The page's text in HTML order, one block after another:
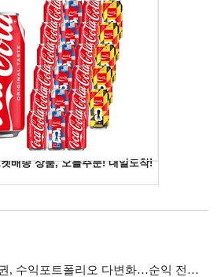
오 다변화…순익 전년비 63%↑[금융사 2026 1분기 실적]